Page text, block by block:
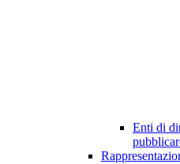
Enti di